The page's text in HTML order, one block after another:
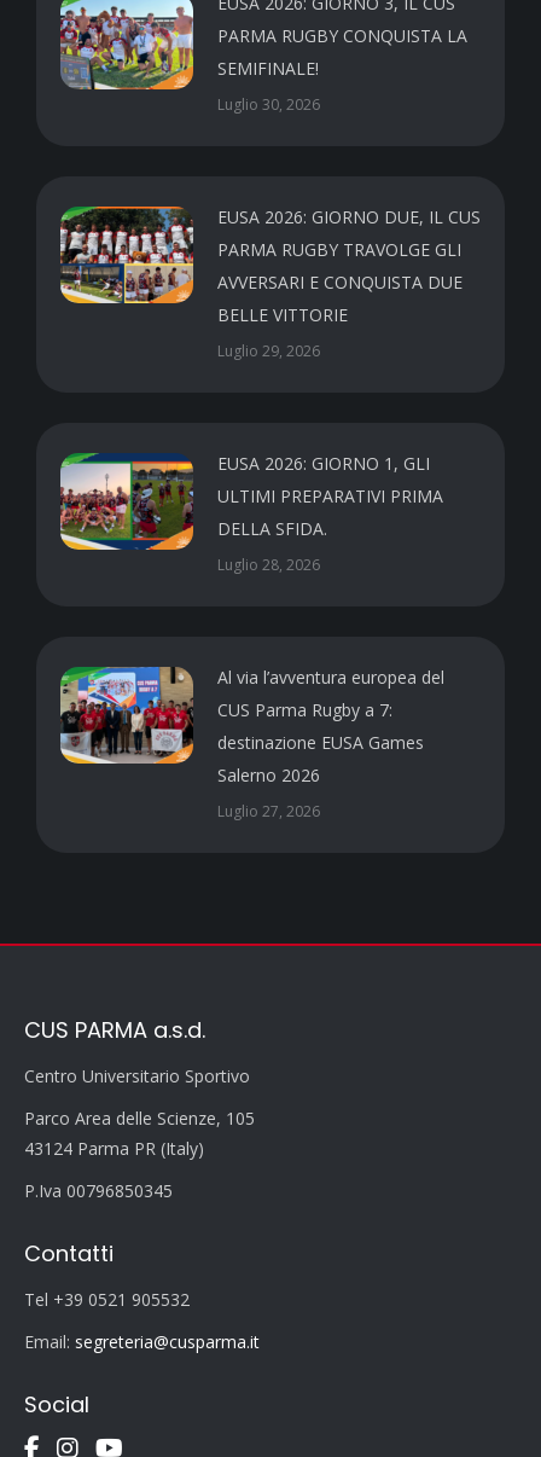
PARMA RUGBY CONQUISTA LA
SEMIFINALE!
Luglio 30, 2026
EUSA 2026: GIORNO DUE, IL CUS
PARMA RUGBY TRAVOLGE GLI
AVVERSARI E CONQUISTA DUE
BELLE VITTORIE
Luglio 29, 2026
EUSA 2026: GIORNO 1, GLI
ULTIMI PREPARATIVI PRIMA
DELLA SFIDA.
Luglio 28, 2026
Al via l’avventura europea del
CUS Parma Rugby a 7:
destinazione EUSA Games
Salerno 2026
Luglio 27, 2026
CUS PARMA a.s.d.
Centro Universitario Sportivo
Parco Area delle Scienze, 105
43124 Parma PR (Italy)
P.Iva 00796850345
Contatti
Tel +39 0521 905532
Email: segreteria@cusparma.it
Social